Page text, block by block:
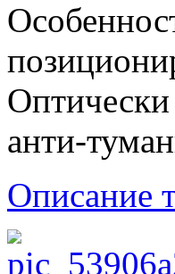
Оптически
анти-
Описание